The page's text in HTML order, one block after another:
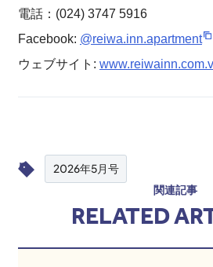
電話：(024) 3747 5916
Facebook: @reiwa.inn.apartment
ウェブサイト:
2026年5月号
関連記事
RELATED